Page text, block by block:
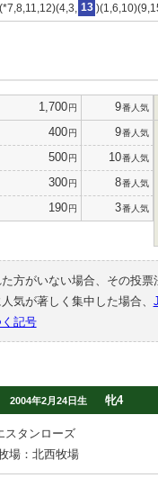
(*7,8,11,12)(4,3, 13
1,700円 9番人気
400円 9番人気
500円 10番人気
300円 8番人気
190円 3番人気
方がいない場合、その投
気が著しく集中した場合、
記号
2004年2月24日生 牝4
スタンローズ
場：北西牧場